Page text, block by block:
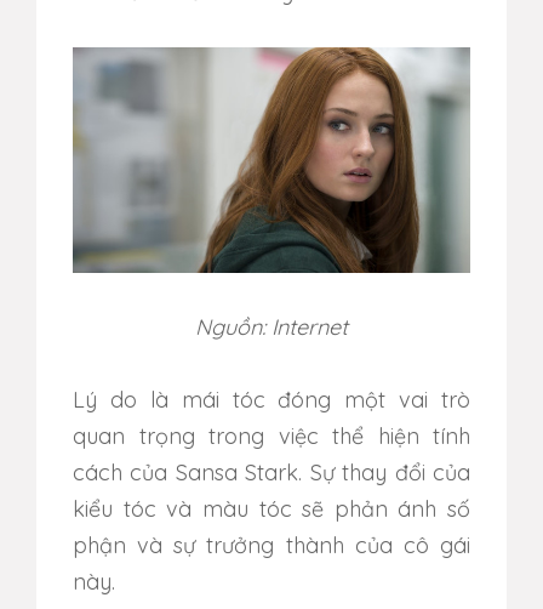
Nguồn: Internet
Lý do là mái tóc đóng một vai trò
quan trọng trong việc thể hiện tính
cách của Sansa Stark. Sự thay đổi của
kiểu tóc và màu tóc sẽ phản ánh số
phận và sự trưởng thành của cô gái
này.